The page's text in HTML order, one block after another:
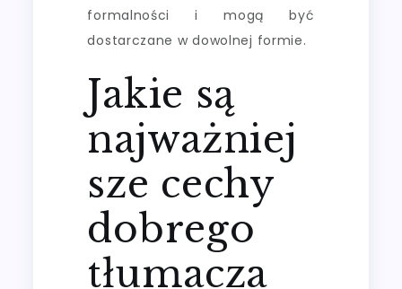
formalności i mogą być
dostarczane w dowolnej formie.
Jakie są
najważniej
sze cechy
dobrego
tłumacza